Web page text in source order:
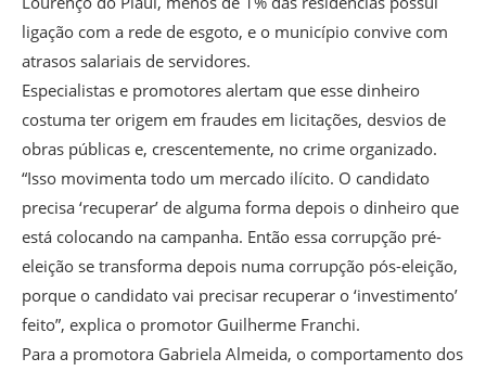
ligação com a rede de esgoto, e o município convive com
atrasos salariais de servidores.
Especialistas e promotores alertam que esse dinheiro
costuma ter origem em fraudes em licitações, desvios de
obras públicas e, crescentemente, no crime organizado.
“Isso movimenta todo um mercado ilícito. O candidato
precisa ‘recuperar’ de alguma forma depois o dinheiro que
está colocando na campanha. Então essa corrupção pré-
eleição se transforma depois numa corrupção pós-eleição,
porque o candidato vai precisar recuperar o ‘investimento’
feito”, explica o promotor Guilherme Franchi.
Para a promotora Gabriela Almeida, o comportamento dos